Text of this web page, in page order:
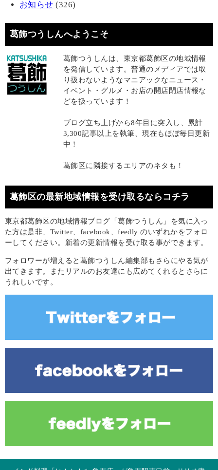
お知らせ (326)
葛飾つうしんへようこそ
葛飾つうしんは、東京都葛飾区の地域情報
を発信しています。普通のメディアでは取
り扱わないようなマニアックなニュース・
イベント・グルメ・お店の開店閉店情報な
どを扱っています！
ブログ立ち上げから8年目に突入し、累計
3,300記事以上を執筆、現在もほぼ毎日更新
中！
葛飾区に隣接するエリアのネタも！
葛飾区の最新地域情報を受け取るならコチラ
東京都葛飾区の地域情報ブログ「葛飾つうしん」を気に入っ
た方は是非、Twitter、facebook、feedly のいずれかをフォロ
ーしてください。新着の更新情報を受け取る事ができます。
フォロワーが増えると葛飾つうしん編集部もさらにやる気が
出てきます。またリアルのお友達にも広めてくれるとさらに
うれしいです。